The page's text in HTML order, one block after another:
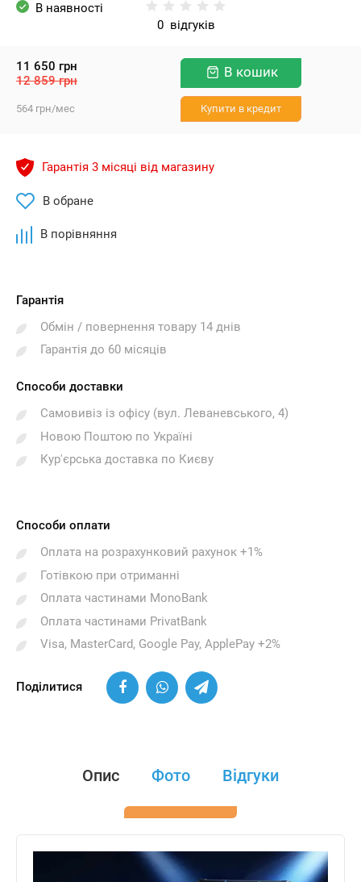
В наявності
0 відгуків
11 650 грн
12 859 грн
В кошик
564 грн/мес Купити в кредит
Гарантія 3 місяці від магазину
В обране
В порівняння
Гарантія
Обмін / повернення товару 14 днів
Гарантія до 60 місяців
Способи доставки
Самовивіз із офісу (вул. Леваневського, 4)
Новою Поштою по Україні
Кур'єрська доставка по Києву
Способи оплати
Оплата на розрахунковий рахунок +1%
Готівкою при отриманні
Оплата частинами MonoBank
Оплата частинами PrivatBank
Visa, MasterCard, Google Pay, ApplePay +2%
Поділитися
Опис Фото Відгуки